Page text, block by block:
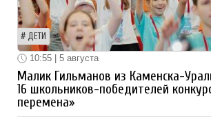
ДЕТИ
10:55 | 5 августа
Малик Гильманов из Каменска-
16 школьников-победителей
перемена»